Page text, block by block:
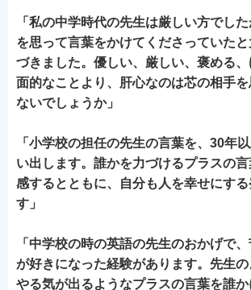
「私の中学時代の先生は厳しい方でし
を思って言葉をかけてくださっていた
づきました。優しい、厳しい、褒める
面的なことより、肝心なのは芯の相手
ないでしょうか」
「小学校の担任の先生の言葉を、30年
い出します。誰かを力づけるプラスの
感するとともに、自分も人を幸せにす
す」
「中学校の時の英語の先生のおかげで
が好きになった経験があります。先生の
やる気が出るようなプラスの言葉を誰